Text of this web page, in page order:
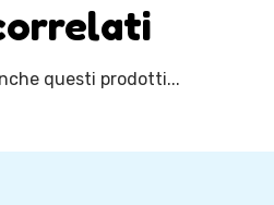
questi prodotti...